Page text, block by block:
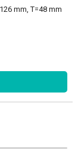
mm, T=48 mm